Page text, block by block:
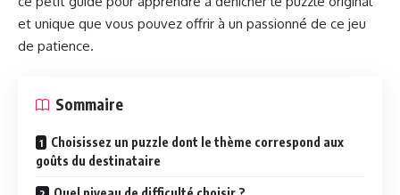
et unique que vous pouvez offrir à un passionné de ce jeu
de patience.
Sommaire
Choisissez un puzzle dont le thème correspond aux
goûts du destinataire